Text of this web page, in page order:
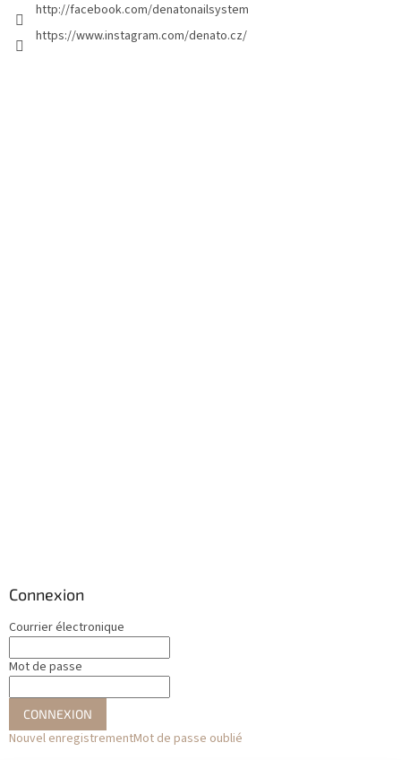
http://facebook.com/denatonailsystem
https://www.instagram.com/denato.cz/
Connexion
Courrier électronique
Mot de passe
CONNEXION
Nouvel enregistrementMot de passe oublié